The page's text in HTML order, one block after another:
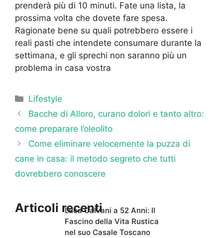
prenderà più di 10 minuti. Fate una lista, la
prossima volta che dovete fare spesa.
Ragionate bene su quali potrebbero essere i
reali pasti che intendete consumare durante la
settimana, e gli sprechi non saranno più un
problema in casa vostra
Categorie
Lifestyle
Bacche di Alloro, curano dolori e tanto altro:
come preparare l’oleolito
Come eliminare velocemente la puzza di
cane in casa: il metodo segreto che tutti
dovrebbero conoscere
Articoli recentiLuca Calvani a 52 Anni: Il
Fascino della Vita Rustica
nel suo Casale Toscano